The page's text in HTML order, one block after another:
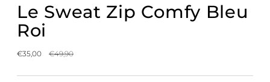
Le Sweat Zip Comfy Bleu
Roi
€35,00
Prix
€49,90